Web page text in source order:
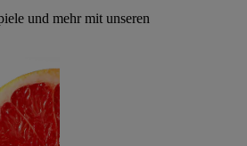
und mehr mit unseren